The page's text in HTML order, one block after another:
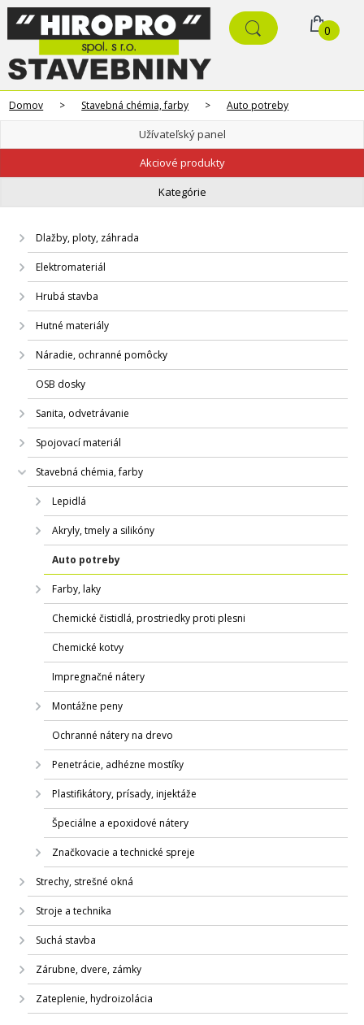
0
Domov > Stavebná chémia, farby > Auto potreby
Užívateľský panel
Akciové produkty
Kategórie
Dlažby, ploty, záhrada
Elektromateriál
Hrubá stavba
Hutné materiály
Náradie, ochranné pomôcky
OSB dosky
Sanita, odvetrávanie
Spojovací materiál
Stavebná chémia, farby
Lepidlá
Akryly, tmely a silikóny
Auto potreby
Farby, laky
Chemické čistidlá, prostriedky proti plesni
Chemické kotvy
Impregnačné nátery
Montážne peny
Ochranné nátery na drevo
Penetrácie, adhézne mostíky
Plastifikátory, prísady, injektáže
Špeciálne a epoxidové nátery
Značkovacie a technické spreje
Strechy, strešné okná
Stroje a technika
Suchá stavba
Zárubne, dvere, zámky
Zateplenie, hydroizolácia